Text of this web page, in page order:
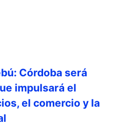
Córdoba será
impulsará el
el comercio y la